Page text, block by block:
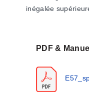
inégalée
PDF &